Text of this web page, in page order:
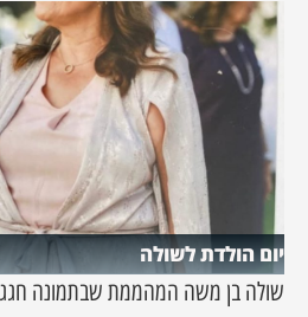
יום הולדת לשולה
שולה בן משה המהממת שבתמונה